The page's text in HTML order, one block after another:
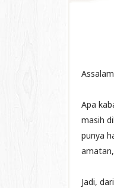
Apa
masih
punya
Jadi,